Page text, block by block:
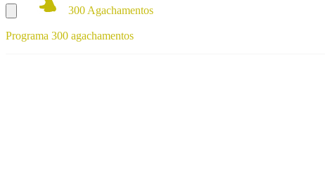
300 Agachamentos
Programa 300 agachamentos